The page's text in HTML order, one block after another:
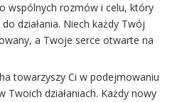
wspólnych rozmów i celu, który
działania. Niech każdy Twój
a Twoje serce otwarte na
towarzyszy Ci w podejmowaniu
Twoich działaniach. Każdy nowy